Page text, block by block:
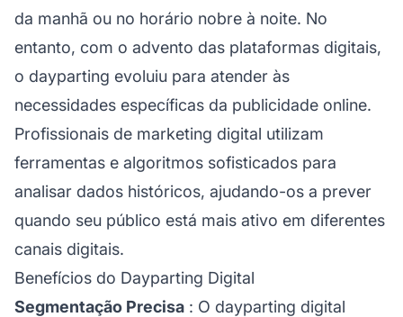
da manhã ou no horário nobre à noite. No
entanto, com o advento das plataformas digitais,
o dayparting evoluiu para atender às
necessidades específicas da publicidade online.
Profissionais de marketing digital utilizam
ferramentas e algoritmos sofisticados para
analisar dados históricos, ajudando-os a prever
quando seu público está mais ativo em diferentes
canais digitais.
Benefícios do Dayparting Digital
Segmentação Precisa : O dayparting digital